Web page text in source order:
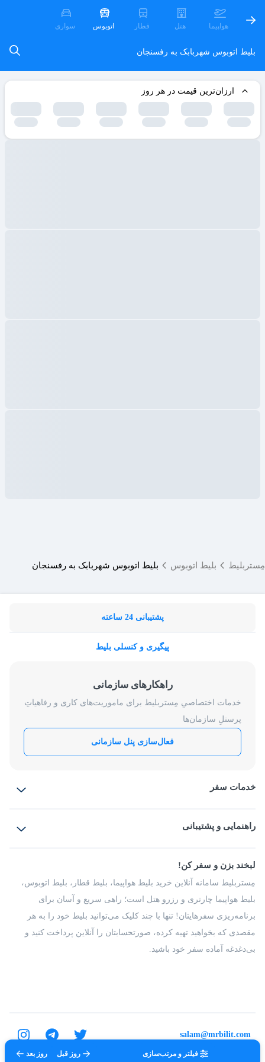
فیلتر و مرتب‌سازی روز قبل روز بعد
هواپیما هتل قطار اتوبوس سواری
بلیط اتوبوس شهربابک به رفسنجان
ارزان‌ترین قیمت در هر روز
مِستربلیط بلیط اتوبوس بلیط اتوبوس شهربابک به رفسنجان
پشتیبانی 24 ساعته
پیگیری و کنسلی بلیط
راهکارهای سازمانی
خدمات اختصاصیِ مِستربلیط برای ماموریت‌های کاری و رفاهیاتِ
پرسنلِ سازمان‌ها
فعال‌سازی پنل سازمانی
خدمات سفر
بلیط قطار
راهنمایی و پشتیبانی
شرایط و مقررات
راهکار سازمانی
فرصت‌های شغلی
درباره ما
لبخند بزن و سفر کن!
مِستربلیط سامانه آنلاین خرید بلیط هواپیما، بلیط قطار، بلیط اتوبوس،
بلیط هواپیما چارتری و رزرو هتل است؛ راهی سریع و آسان برای
برنامه‌ریزی سفرهایتان! تنها با چند کلیک می‌توانید بلیط خود را به هر
مقصدی که بخواهید تهیه کرده، صورتحسابتان را آنلاین پرداخت کنید و
بی‌دغدغه آماده سفر خود باشید.
تمامی حقوق برای شرکت عتیق گشت اصفهان محفوظ است.
salam@mrbilit.com